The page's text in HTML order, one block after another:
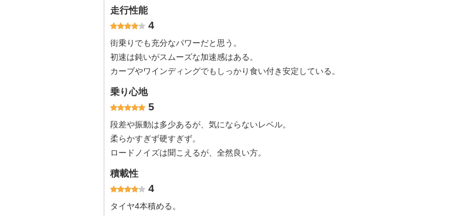
走行性能
4
街乗りでも充分なパワーだと思う。
初速は鈍いがスムーズな加速感はある。
カーブやワインディングでもしっかり食い付き安定している。
乗り心地
5
段差や振動は多少あるが、気にならないレベル。
柔らかすぎず硬すぎず。
ロードノイズは聞こえるが、全然良い方。
積載性
4
タイヤ4本積める。